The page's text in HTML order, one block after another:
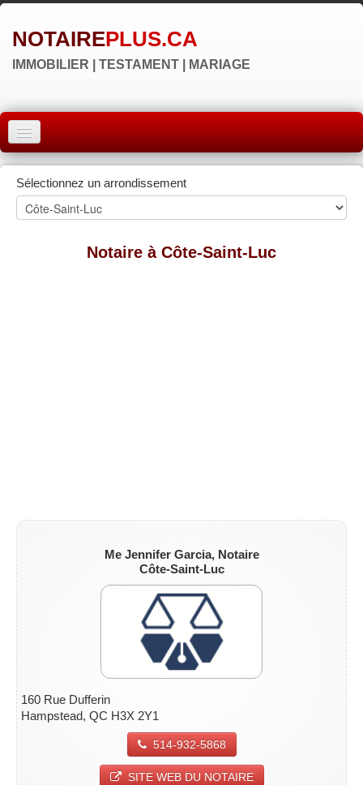
NOTAIREPLUS.CA
IMMOBILIER | TESTAMENT | MARIAGE
ACCUEIL
MONTRÉAL
QUÉBEC
Sélectionnez un arrondissement
Notaire à Côte-Saint-Luc
Me Jennifer Garcia, Notaire
Côte-Saint-Luc
160 Rue Dufferin
Hampstead, QC H3X 2Y1
514-932-5868
SITE WEB DU NOTAIRE